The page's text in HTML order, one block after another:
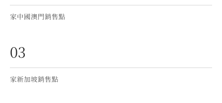
家中國澳門銷售點
03
家新加坡銷售點